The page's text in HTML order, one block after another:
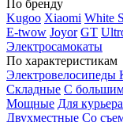
По бренду
Kugoo Xiaomi White
E-twow Joyor GT
Электросамокаты
По характеристикам
Электровелосипеды
Складные С большим
Мощные Для курьера
Двухместные Со